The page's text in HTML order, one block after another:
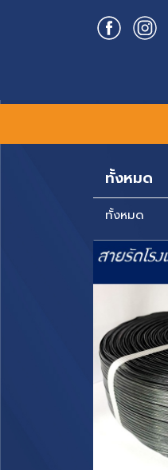
ทั้งหมด
ทั้งหมด